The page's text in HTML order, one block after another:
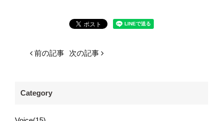
前の記事 次の記事
Category